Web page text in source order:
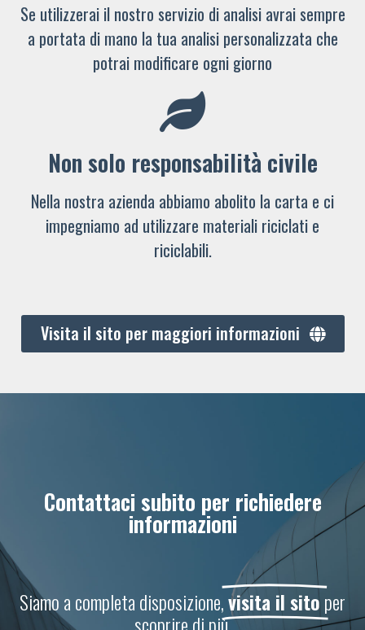
Se utilizzerai il nostro servizio di analisi avrai sempre
a portata di mano la tua analisi personalizzata che
potrai modificare ogni giorno
Non solo responsabilità civile
Nella nostra azienda abbiamo abolito la carta e ci
impegniamo ad utilizzare materiali riciclati e
riciclabili.
Visita il sito per maggiori informazioni
Contattaci subito per richiedere
informazioni
Siamo a completa disposizione,visita il sitoper
scoprire di più.